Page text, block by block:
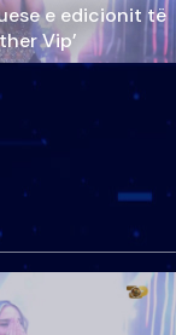
e edicionit të
Vip’